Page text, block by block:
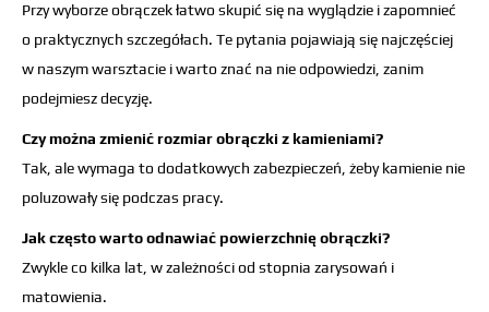
Przy wyborze obrączek łatwo skupić się na wyglądzie i zapomnieć
o praktycznych szczegółach. Te pytania pojawiają się najczęściej
w naszym warsztacie i warto znać na nie odpowiedzi, zanim
podejmiesz decyzję.
Czy można zmienić rozmiar obrączki z kamieniami?
Tak, ale wymaga to dodatkowych zabezpieczeń, żeby kamienie nie
poluzowały się podczas pracy.
Jak często warto odnawiać powierzchnię obrączki?
Zwykle co kilka lat, w zależności od stopnia zarysowań i
matowienia.